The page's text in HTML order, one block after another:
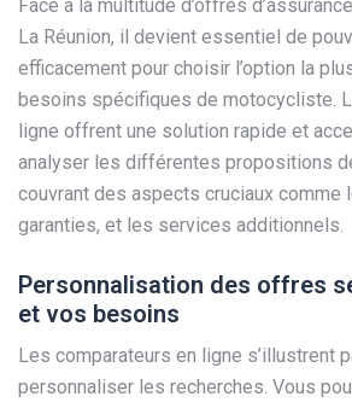
Face à la multitude d’offres
La Réunion, il devient essentiel de
efficacement pour choisir l’option la
besoins spécifiques de motocycliste.
ligne offrent une solution rapide et
analyser les différentes propositions
couvrant des aspects cruciaux comme
garanties, et les services additionnels.
Personnalisation des offres
et vos besoins
Les comparateurs en ligne s’illustrent
personnaliser les recherches. Vous